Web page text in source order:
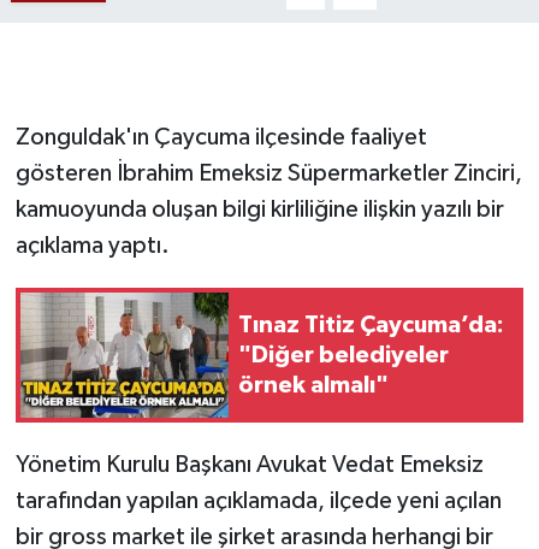
Zonguldak'ın Çaycuma ilçesinde faaliyet
gösteren İbrahim Emeksiz Süpermarketler Zinciri,
kamuoyunda oluşan bilgi kirliliğine ilişkin yazılı bir
açıklama yaptı.
Tınaz Titiz Çaycuma’da:
"Diğer belediyeler
örnek almalı"
Yönetim Kurulu Başkanı Avukat Vedat Emeksiz
tarafından yapılan açıklamada, ilçede yeni açılan
bir gross market ile şirket arasında herhangi bir
Gökçebey
GÜNDEM
Kilimli
Kültür - Sanat
MAGAZİN